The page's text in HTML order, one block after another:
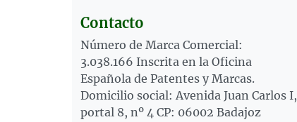
Contacto
Número de Marca Comercial:
3.038.166 Inscrita en la Oficina
Española de Patentes y Marcas.
Domicilio social: Avenida Juan Carlos I,
portal 8, nº 4 CP: 06002 Badajoz